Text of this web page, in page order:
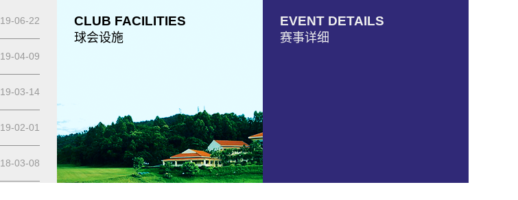
19-06-22
19-04-09
19-03-14
19-02-01
18-03-08
CLUB FACILITIES
球会设施
EVENT DETAILS
赛事详细